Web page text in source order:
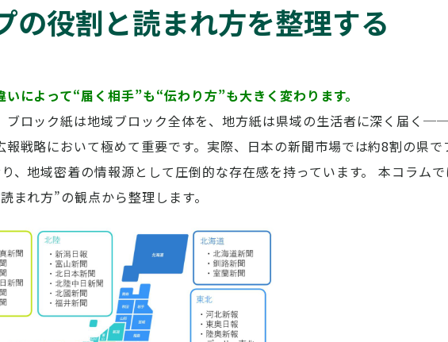
の役割と読まれ方を整理する
によって“届く相手”も“伝わり方”も大きく変わります。
ブロック紙は地域ブロック全体を、地方紙は県域の生活者に深く届く
報戦略において極めて重要です。実際、日本の新聞市場では約8割の県
、地域密着の情報源として圧倒的な存在感を持っています。 本コラム
まれ方”の観点から整理します。